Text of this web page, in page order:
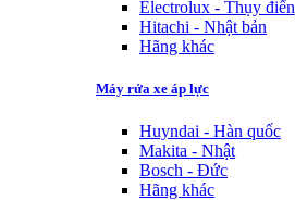
Electrolux - Thụy điển
Hitachi - Nhật bản
Hãng khác
Máy rửa xe áp lực
Huyndai - Hàn quốc
Makita - Nhật
Bosch - Đức
Hãng khác